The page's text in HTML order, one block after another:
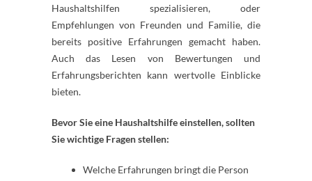
Haushaltshilfen spezialisieren, oder
Empfehlungen von Freunden und Familie, die
bereits positive Erfahrungen gemacht haben.
Auch das Lesen von Bewertungen und
Erfahrungsberichten kann wertvolle Einblicke
bieten.
Bevor Sie eine Haushaltshilfe einstellen, sollten
Sie wichtige Fragen stellen:
Welche Erfahrungen bringt die Person